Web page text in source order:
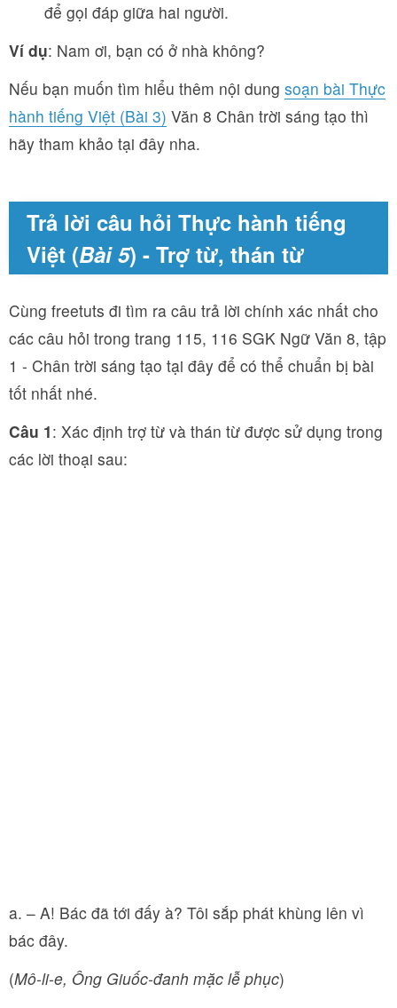
để gọi đáp giữa hai người.
Ví dụ: Nam ơi, bạn có ở nhà không?
Nếu bạn muốn tìm hiểu thêm nội dung soạn bài Thực
hành tiếng Việt (Bài 3) Văn 8 Chân trời sáng tạo thì
hãy tham khảo tại đây nha.
Trả lời câu hỏi Thực hành tiếng
Việt (Bài 5) - Trợ từ, thán từ
Cùng freetuts đi tìm ra câu trả lời chính xác nhất cho
các câu hỏi trong trang 115, 116 SGK Ngữ Văn 8, tập
1 - Chân trời sáng tạo tại đây để có thể chuẩn bị bài
tốt nhất nhé.
Câu 1: Xác định trợ từ và thán từ được sử dụng trong
các lời thoại sau:
a. – A! Bác đã tới đấy à? Tôi sắp phát khùng lên vì
bác đây.
(Mô-li-e, Ông Giuốc-đanh mặc lễ phục)